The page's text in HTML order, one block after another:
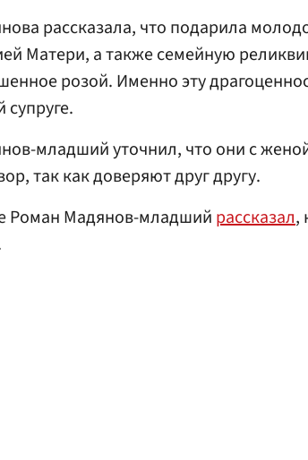
рассказала, что подарила
Матери, а также семейную
розой. Именно эту
супруге.
младший уточнил, что они с
так как доверяют друг другу.
Роман Мадянов-младший рассказал,